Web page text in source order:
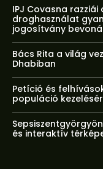
IPJ Covasna
droghasználat
jogosítvány
Bács Rita a világ
Dhabiban
Petíció és
populáció
és interaktív